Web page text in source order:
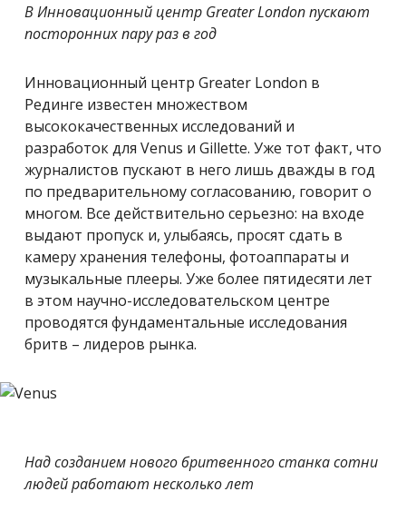
В Инновационный центр Greater London пускают
посторонних пару раз в год
Инновационный центр Greater London в
Рединге известен множеством
высококачественных исследований и
разработок для Venus и Gillette. Уже тот факт, что
журналистов пускают в него лишь дважды в год
по предварительному согласованию, говорит о
многом. Все действительно серьезно: на входе
выдают пропуск и, улыбаясь, просят сдать в
камеру хранения телефоны, фотоаппараты и
музыкальные плееры. Уже более пятидесяти лет
в этом научно-исследовательском центре
проводятся фундаментальные исследования
бритв – лидеров рынка.
Над созданием нового бритвенного станка сотни
людей работают несколько лет